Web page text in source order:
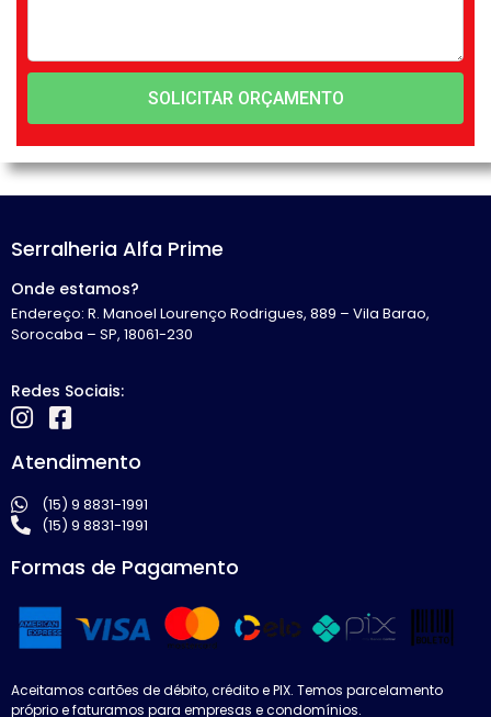
SOLICITAR ORÇAMENTO
Serralheria Alfa Prime
Onde estamos?
Endereço: R. Manoel Lourenço Rodrigues, 889 – Vila Barao,
Sorocaba – SP, 18061-230
Redes Sociais:
Atendimento
(15) 9 8831-1991
(15) 9 8831-1991
Formas de Pagamento
Aceitamos cartões de débito, crédito e PIX. Temos parcelamento
próprio e faturamos para empresas e condomínios.